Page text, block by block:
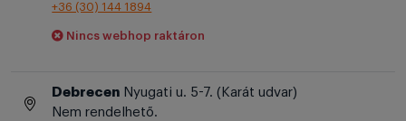
+36 (30) 144 1894
Nincs webhop raktáron
Debrecen Nyugati u. 5-7. (Karát udvar)
Nem rendelhető.